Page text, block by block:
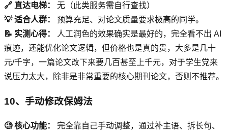
🔗 直达电梯：
无（此类服务需自行查找）
💡 适合人群：
预算充足、对论文质量要求极高的同学。
📝 实测心得：
人工润色的效果确实是最好的，完全看不出 AI
痕迹，还能优化论文逻辑，但价格也是真的贵，大多是几十
元/千字，一篇论文改下来要几百甚至上千元，对于学生党来
说压力太大，除非是非常重要的核心期刊论文，否则不推荐。
10、手动修改保姆法
🧐 核心功能：
完全靠自己手动调整，通过补主语、拆长句、